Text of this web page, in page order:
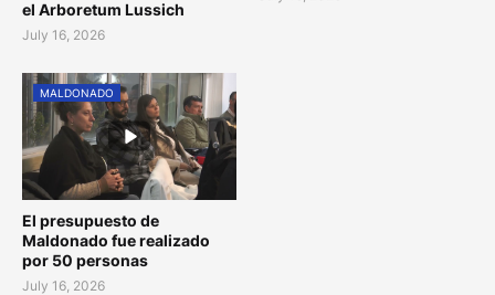
el Arboretum Lussich
July 16, 2026
MALDONADO
El presupuesto de
Maldonado fue realizado
por 50 personas
July 16, 2026